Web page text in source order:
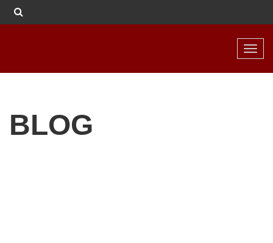
BLOG